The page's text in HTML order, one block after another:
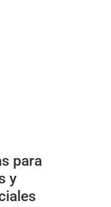
para
y